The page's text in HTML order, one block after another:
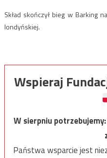
Skład skończył bieg w Barking
londyńskiej.
Wspieraj
W sierpniu potrzebujemy:
Państwa wsparcie jest